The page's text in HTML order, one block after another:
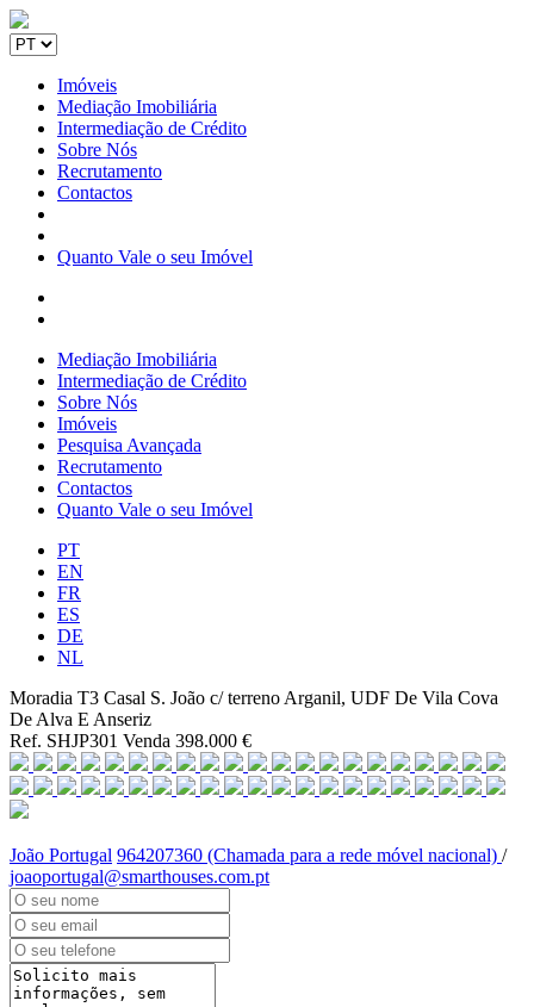
Imóveis
Mediação Imobiliária
Intermediação de Crédito
Sobre Nós
Recrutamento
Contactos
Quanto Vale o seu Imóvel
Mediação Imobiliária
Intermediação de Crédito
Sobre Nós
Imóveis
Pesquisa Avançada
Recrutamento
Contactos
Quanto Vale o seu Imóvel
PT
EN
FR
ES
DE
NL
Moradia T3 Casal S. João c/ terreno Arganil, UDF De Vila Cova
De Alva E Anseriz
Ref. SHJP301 Venda 398.000 €
João Portugal 964207360 (Chamada para a rede móvel nacional) /
joaoportugal@smarthouses.com.pt